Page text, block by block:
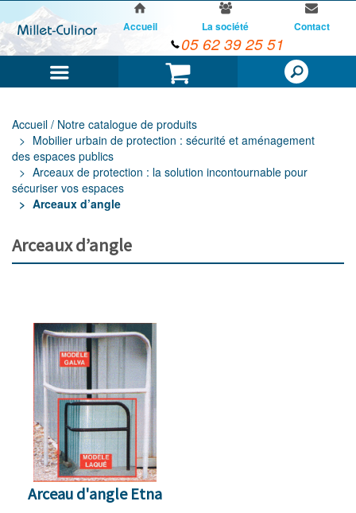
Panier
Accueil La société Contact
05 62 39 25 51
Accueil / Notre catalogue de produits
Mobilier urbain de protection : sécurité et aménagement
des espaces publics
Arceaux de protection : la solution incontournable pour
sécuriser vos espaces
Arceaux d’angle
Arceaux d’angle
Arceau d'angle Etna